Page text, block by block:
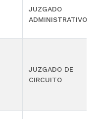
JUZGADO
ADMINISTRATIVO
JUZGADO DE
CIRCUITO